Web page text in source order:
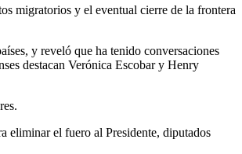
migratorios y el eventual cierre de la frontera
y reveló que ha tenido conversaciones
destacan Verónica Escobar y Henry
eliminar el fuero al Presidente, diputados